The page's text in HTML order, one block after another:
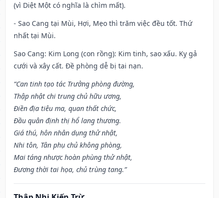
(vì Diệt Một có nghĩa là chìm mất).
- Sao Cang tại Mùi, Hợi, Mẹo thì trăm việc đều tốt. Thứ
nhất tại Mùi.
Sao Cang: Kim Long (con rồng): Kim tinh, sao xấu. Kỵ gả
cưới và xây cất. Đề phòng dễ bị tai nạn.
“Can tinh tạo tác Trưởng phòng đường,
Thập nhật chi trung chủ hữu ương,
Điền địa tiêu ma, quan thất chức,
Đầu quân định thị hổ lang thương.
Giá thú, hôn nhân dụng thử nhật,
Nhi tôn, Tân phụ chủ không phòng,
Mai táng nhược hoàn phùng thử nhật,
Đương thời tai họa, chủ trùng tang.”